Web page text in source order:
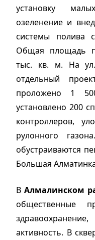
установку
озеленение и
системы полива
Общая площадь
тыс. кв. м. На ул.
отдельный
проложено 1
установлено 200
контроллеров,
рулонного
обустраиваются
Большая
В Алмалинском
общественные
активность. В